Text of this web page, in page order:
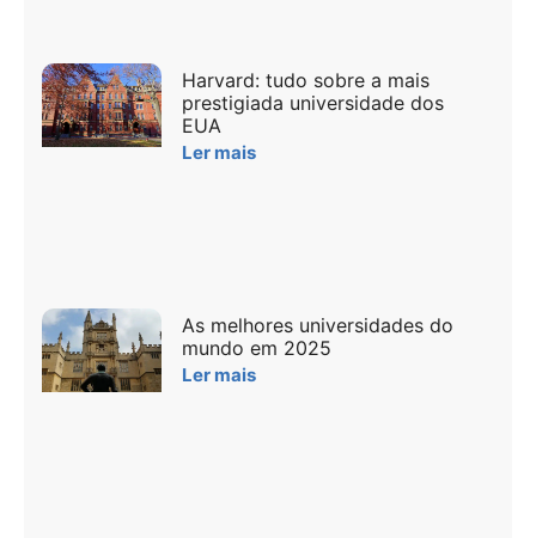
Harvard: tudo sobre a mais
prestigiada universidade dos
EUA
Ler mais
As melhores universidades do
mundo em 2025
Ler mais